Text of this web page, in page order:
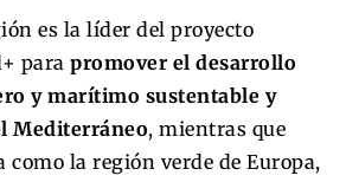
es la líder del proyecto
para promover el desarrollo
y marítimo sustentable y
Mediterráneo, mientras que
la región verde de Europa,